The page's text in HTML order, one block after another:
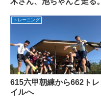
トレーニング
615六甲朝練から662トレ
イルへ